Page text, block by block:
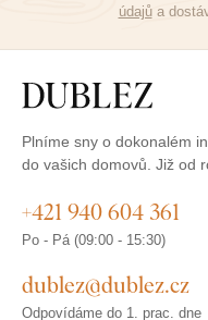
údajůa
Plníme sny o dokonalém
do vašich domovů. Již od
+421 940 604 361
Po - Pá (09:00 - 15:30)
dublez@dublez.cz
Odpovídáme do 1. prac. dne